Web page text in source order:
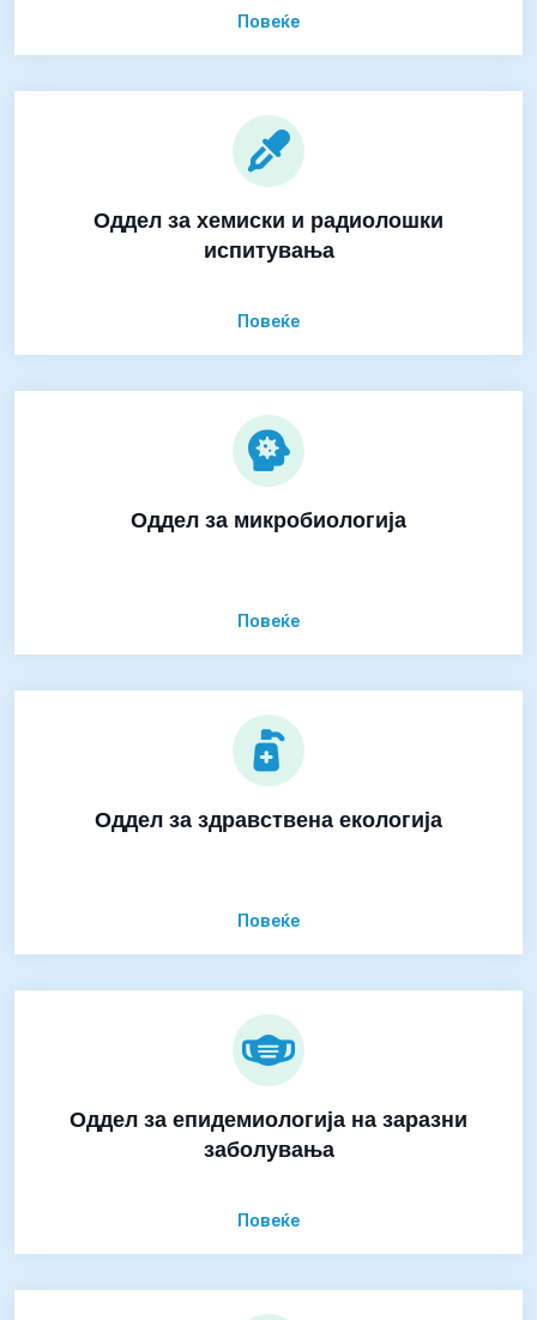
Повеќе
Оддел за хемиски и радиолошки
испитувања
Повеќе
Оддел за микробиологија
Повеќе
Оддел за здравствена екологија
Повеќе
Оддел за епидемиологија на заразни
заболувања
Повеќе